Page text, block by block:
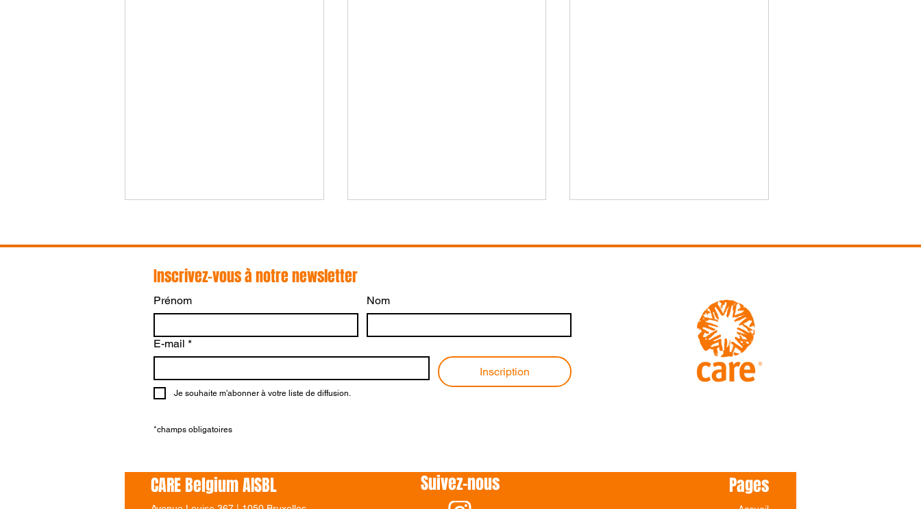
CARE Belgium
et Demain
lancent un
dressing
CUP4CARE -
Édition 2026
Crise liée au
virus Ebola en
République
démocratique
Inscrivez-vous à notre newsletter
Prénom Nom
E-mail *
Inscription
Je souhaite m'abonner à votre liste de diffusion.
*champs obligatoires
CARE Belgium AISBL Suivez-nous Pages